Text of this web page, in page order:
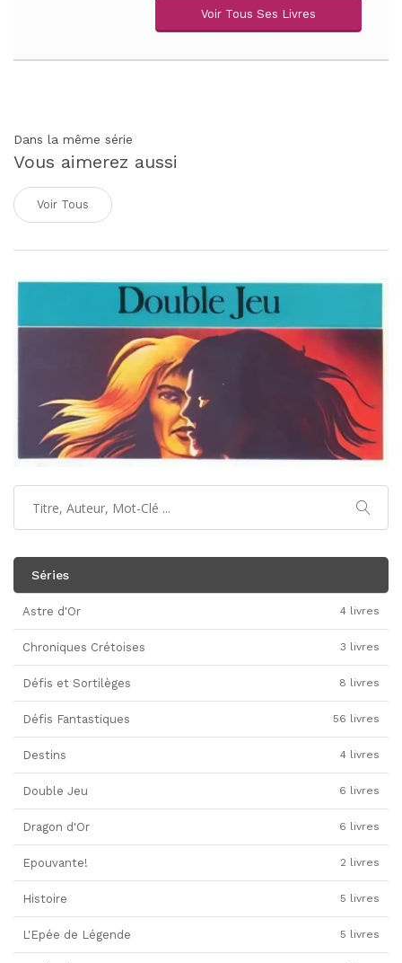
Voir Tous Ses Livres
Dans la même série
Vous aimerez aussi
Voir Tous
Séries
Astre d'Or 4 livres
Chroniques Crétoises 3 livres
Défis et Sortilèges 8 livres
Défis Fantastiques 56 livres
Destins 4 livres
Double Jeu 6 livres
Dragon d'Or 6 livres
Epouvante! 2 livres
Histoire 5 livres
L'Epée de Légende 5 livres